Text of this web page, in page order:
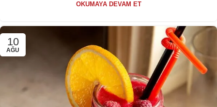
OKUMAYA DEVAM ET
10
AĞU